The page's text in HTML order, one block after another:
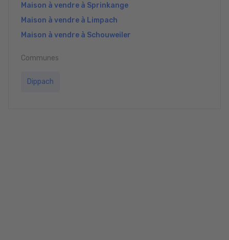
Maison à vendre à Sprinkange
Maison à vendre à Limpach
Maison à vendre à Schouweiler
Communes
Dippach